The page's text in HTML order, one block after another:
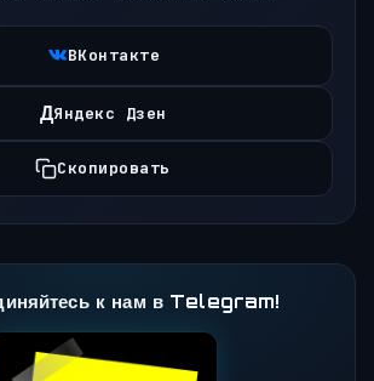
ВКонтакте
ДЯндекс Дзен
Скопировать
к нам в Telegram!